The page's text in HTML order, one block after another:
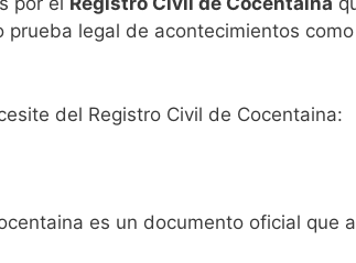
legal de acontecimientos
del Registro Civil de Cocentaina:
es un documento oficial que